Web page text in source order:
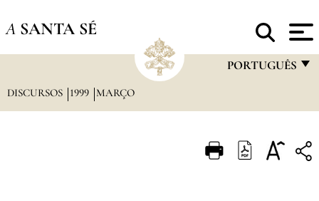
A SANTA SÉ
PORTUGUÊS
ITALIANO
DISCURSOS 1999 MARÇO